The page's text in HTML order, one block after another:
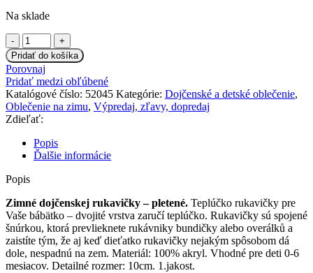
Na sklade
množstvo
BABY
NELLYS
Zimné
pletené
dojčenské
rukavičky
-
ružové/malinové
Pridať do košíka
Porovnaj
Pridať medzi obľúbené
Katalógové číslo: 52045 Kategórie: Dojčenské a detské oblečenie,
Oblečenie na zimu, Výpredaj, zľavy, dopredaj
Zdieľať:
Popis
Ďalšie informácie
Popis
Zimné dojčenskej rukavičky – pletené. Teplúčko rukavičky pre
Vaše bábätko – dvojité vrstva zaručí teplúčko. Rukavičky sú spojené
šnúrkou, ktorá prevlieknete rukávniky bundičky alebo overálků a
zaistíte tým, že aj keď dieťatko rukavičky nejakým spôsobom dá
dole, nespadnú na zem. Materiál: 100% akryl. Vhodné pre deti 0-6
mesiacov. Detailné rozmer: 10cm. 1.jakost.